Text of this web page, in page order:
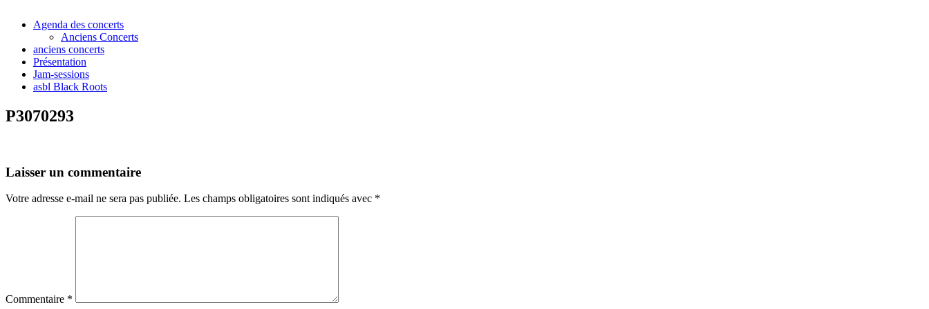
Agenda des concerts
Anciens Concerts
anciens concerts
Présentation
Jam-sessions
asbl Black Roots
P3070293
Laisser un commentaire
Votre adresse e-mail ne sera pas publiée. Les champs obligatoires sont indiqués avec *
Commentaire *